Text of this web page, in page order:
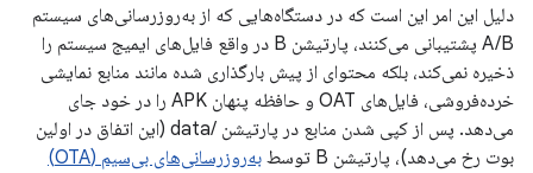
دلیل این امر این است که در دستگاه‌هایی که از به‌روزرسانی‌های سیستم
A/B پشتیبانی می‌کنند، پارتیشن B در واقع فایل‌های ایمیج سیستم را
ذخیره نمی‌کند، بلکه محتوای از پیش بارگذاری شده مانند منابع نمایشی
خرده‌فروشی، فایل‌های OAT و حافظه پنهان APK را در خود جای
می‌دهد. پس از کپی شدن منابع در پارتیشن /data (این اتفاق در اولین
بوت رخ می‌دهد)، پارتیشن B توسط
به‌روزرسانی‌های بی‌سیم (OTA)